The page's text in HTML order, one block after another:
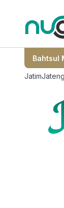
Bahtsul
JatimJateng